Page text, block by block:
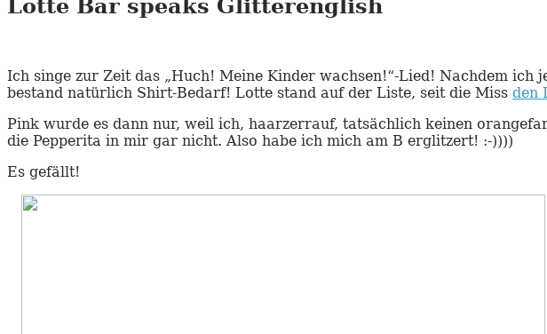
Lotte Bär speaks Glitterenglish
Ich singe zur Zeit das „Huch! Meine Kinder wachsen!“-Lied! Nachdem
bestand natürlich Shirt-Bedarf! Lotte stand auf der Liste, seit die Miss den
Pink wurde es dann nur, weil ich, haarzerrauf, tatsächlich keinen
die Pepperita in mir gar nicht. Also habe ich mich am B erglitzert! :-))))
Es gefällt!